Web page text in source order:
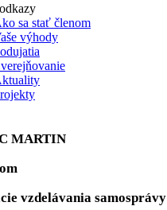
sa stať členom
výhody
MARTIN
vzdelávania samosprávy